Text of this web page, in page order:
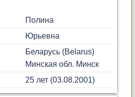
Полина
Юрьевна
Беларусь (Belarus)
Минская обл. Минск
25 лет (03.08.2001)